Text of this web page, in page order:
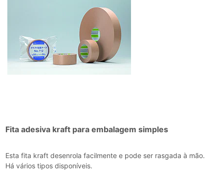
Fita adesiva kraft para embalagem simples
Esta fita kraft desenrola facilmente e pode ser rasgada à mão.
Há vários tipos disponíveis.